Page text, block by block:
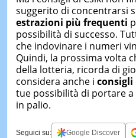
suggerito di concentrarsi
estrazioni più frequenti
possibilità di successo.
che indovinare i numeri
Quindi, la prossima volta
della lotteria, ricorda di
considera anche i consigli
tue possibilità di portare
in palio.
Seguici su: Google Discover